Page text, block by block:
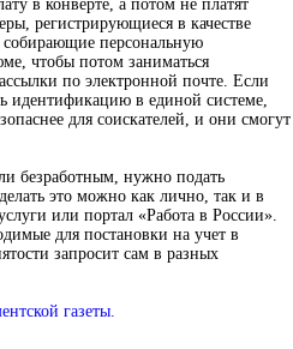
в конверте, а потом не платят
регистрирующиеся в качестве
собирающие персональную
чтобы потом заниматься
по электронной почте. Если
идентификацию в единой системе,
для соискателей, и они смогут
безработным, нужно подать
это можно как лично, так и в
или портал «Работа в России».
для постановки на учет в
запросит сам в разных
газеты.